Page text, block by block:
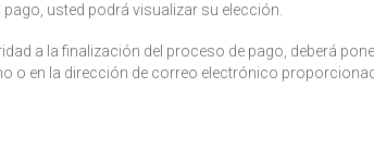
usted podrá visualizar su elección.
a la finalización del proceso de pago, deberá
o en la dirección de correo electrónico